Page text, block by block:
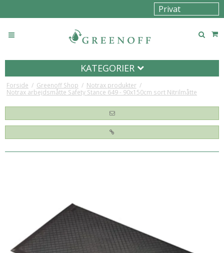
KATEGORIER
Forside / Greenoff Shop / Notrax produkter /
Notrax arbejdsmåtte Safety Stance 649 - 90x150cm sort Nitrilmåtte